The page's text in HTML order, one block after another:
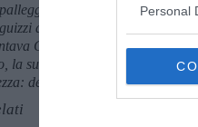
Personal
il calcio era per gli
di ballo: chissà se ero
Gardel "
florecerála vida,
la sua filosofia. Ammiro e
del tango sento la